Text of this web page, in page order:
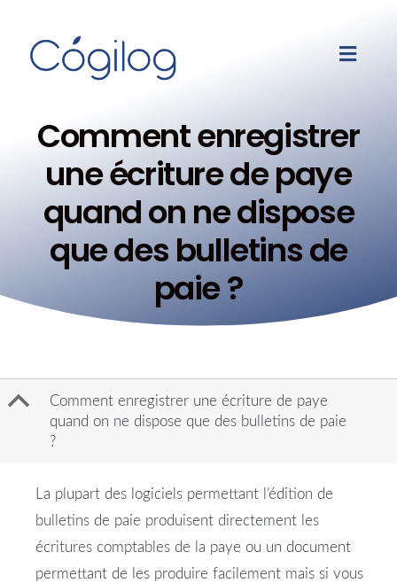
Comment enregistrer
une écriture de paye
quand on ne dispose
que des bulletins de
paie ?
B
Comment enregistrer une écriture de paye
quand on ne dispose que des bulletins de paie
?
La plupart des logiciels permettant l’édition de
bulletins de paie produisent directement les
écritures comptables de la paye ou un document
permettant de les produire facilement mais si vous